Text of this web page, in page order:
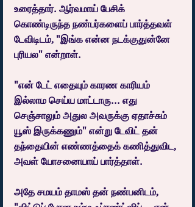
உரைத்தார். ஆர்வமாய் பேசிக்
கொண்டிருந்த நண்பர்களைப் பார்த்தவள்
டேவிடிடம், "இங்க என்ன நடக்குதுன்னே
புரியல" என்றாள்.
"என் டேட் எதையும் காரண காரியம்
இல்லாம செய்ய மாட்டாரு... எது
செஞ்சாலும் அதுல அவருக்கு ஏதாச்சும்
யூஸ் இருக்கணும்" என்று டேவிட் தன்
தந்தையின் எண்ணத்தைக் கணித்துவிட,
அவள் யோசனையாய் பார்த்தாள்.
அதே சமயம் தாமஸ் தன் நண்பனிடம்,